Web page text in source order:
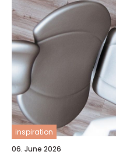
inspiration
06. June 2026